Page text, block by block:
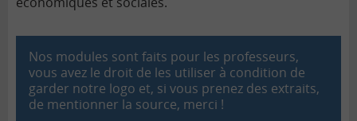
Nos modules sont faits pour les professeurs,
vous avez le droit de les utiliser à condition de
garder notre logo et, si vous prenez des extraits,
de mentionner la source, merci !